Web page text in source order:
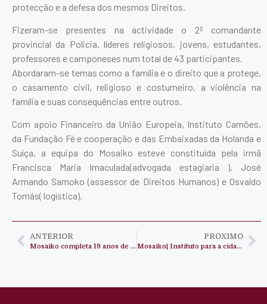
protecção e a defesa dos mesmos Direitos.
Fizeram-se presentes na actividade o 2º comandante
provincial da Policia, líderes religiosos, jovens, estudantes,
professores e camponeses num total de 43 participantes.
Abordaram-se temas como a família e o direito que a protege,
o casamento civil, religioso e costumeiro, a violência na
família e suas consequências entre outros.
Com apoio Financeiro da União Europeia, Instituto Camões,
da Fundação Fé e cooperação e das Embaixadas da Holanda e
Suíça, a equipa do Mosaiko esteve constituída pela irmã
Francisca Maria Imaculada(advogada estagiaria ), José
Armando Samoko (assessor de Direitos Humanos) e Osvaldo
Tomás( logística).
ANTERIOR
Mosaiko completa 19 anos de existência
PROXIMO
Mosaiko| Instituto para a cidadania realiza encontro com Directores de escolas de Viana